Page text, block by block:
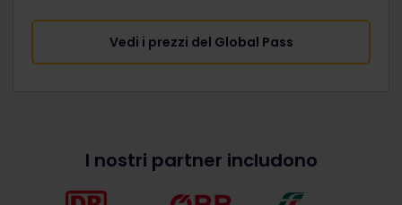
Vedi i prezzi del Global Pass
I nostri partner includono